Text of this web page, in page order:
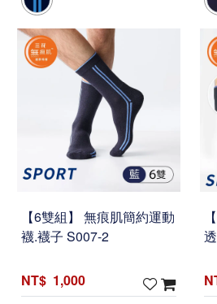
【6雙組】 無痕肌簡約運動
襪.襪子 S007-2
1,000